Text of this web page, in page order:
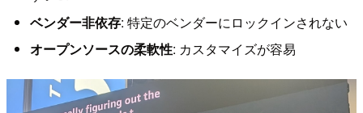
ベンダー非依存: 特定のベンダーにロックインされない
オープンソースの柔軟性: カスタマイズが容易